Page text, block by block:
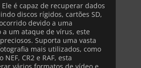
é capaz de recuperar dados
discos rígidos, cartões SD,
devido a uma
um ataque de vírus, este
Suporta uma vasta
mais utilizados, como
CR2 e RAF, esta